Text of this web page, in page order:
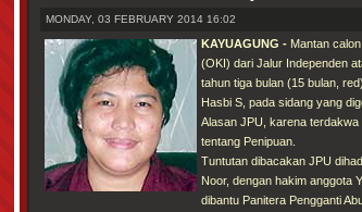
MONDAY, 03 FEBRUARY 2014 16:02
KAYUAGUNG - Mantan
(OKI) dari Jalur Independen
tahun tiga bulan (15 bulan,
Hasbi S, pada sidang yang
Alasan JPU, karena
tentang Penipuan.
Tuntutan dibacakan JPU
Noor, dengan hakim anggota
dibantu Panitera Pengganti